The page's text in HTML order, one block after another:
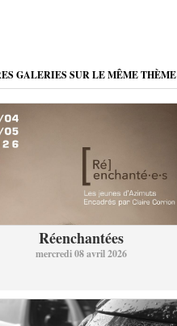
GALERIES SUR LE MÊME THÈME
Réenchantées
mercredi 08 avril 2026